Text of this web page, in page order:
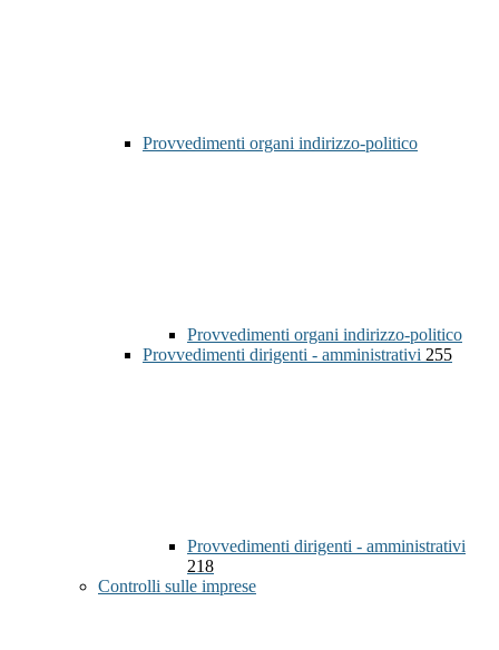
Provvedimenti organi indirizzo-politico
Provvedimenti organi indirizzo-politico
Provvedimenti dirigenti - amministrativi 255
Provvedimenti dirigenti - amministrativi
218
Controlli sulle imprese